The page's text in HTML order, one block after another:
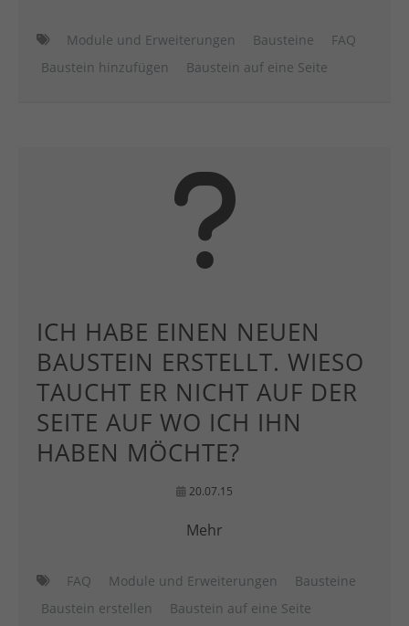
Module und Erweiterungen Bausteine
FAQ
Baustein hinzufügen
Baustein auf eine Seite
ICH HABE EINEN NEUEN
BAUSTEIN ERSTELLT. WIESO
TAUCHT ER NICHT AUF DER
SEITE AUF WO ICH IHN
HABEN MÖCHTE?
20.07.15
Mehr
FAQ Module und Erweiterungen
Bausteine
Baustein erstellen
Baustein auf eine Seite